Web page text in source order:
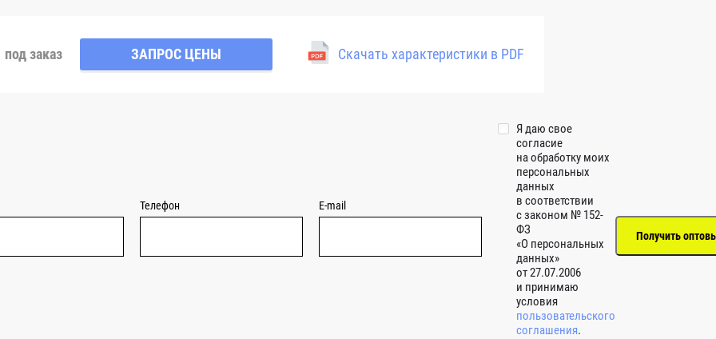
под заказ ЗАПРОС ЦЕНЫ Скачать характеристики в PDF
Телефон E-mail
Я даю свое
согласие
на обработку моих
персональных
данных
в соответствии
с законом № 152-
ФЗ
«О персональных
данных»
от 27.07.2006
и принимаю
условия
пользовательского
соглашения.